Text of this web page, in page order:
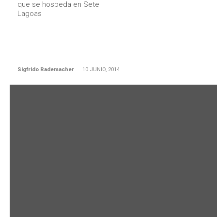
que se hospeda en Sete
Lagoas
Sigfrido Rademacher 10 JUNIO, 2014